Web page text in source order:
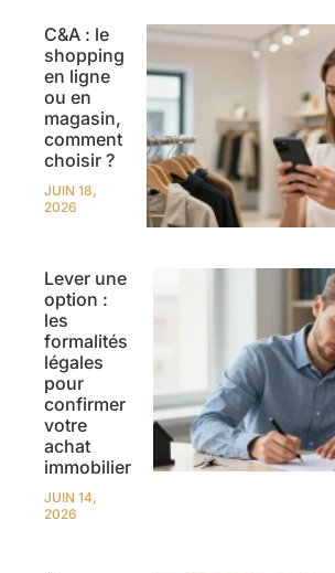
C&A : le
shopping
en ligne
ou en
magasin,
comment
choisir ?
JUIN 18,
2026
Lever une
option :
les
formalités
légales
pour
confirmer
votre
achat
immobilier
JUIN 14,
2026